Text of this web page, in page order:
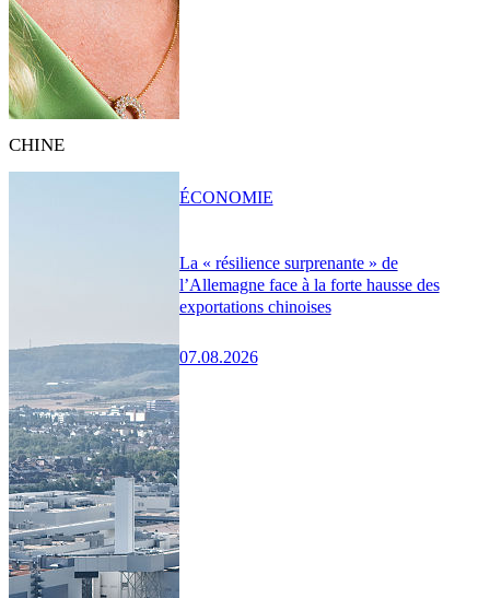
CHINE
La « résilience surprenante » de
l’Allemagne face à la forte hausse des
exportations chinoises
07.08.2026
ÉCONOMIE